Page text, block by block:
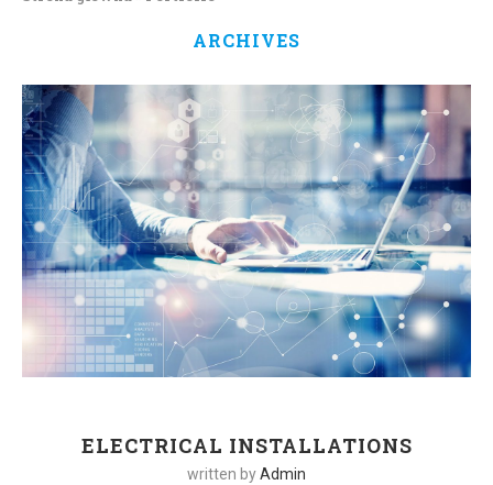
ARCHIVES
ELECTRICAL INSTALLATIONS
written byAdmin